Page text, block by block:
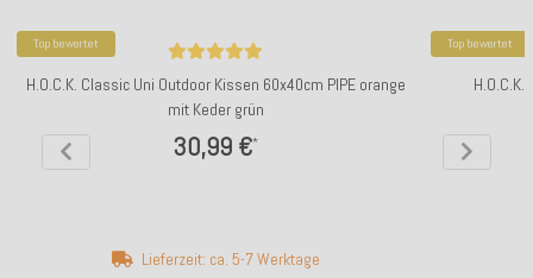
Top bewertet
H.O.C.K. Classic Uni Outdoor Kissen 60x40cm PIPE orange
mit Keder grün
30,99 €*
Lieferzeit: ca. 5-7 Werktage
Top bewertet